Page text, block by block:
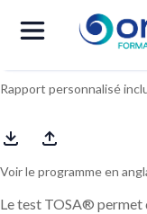
TOSA® Word,
Rapport personnalisé
Voir le programme en
Le test TOSA® permet